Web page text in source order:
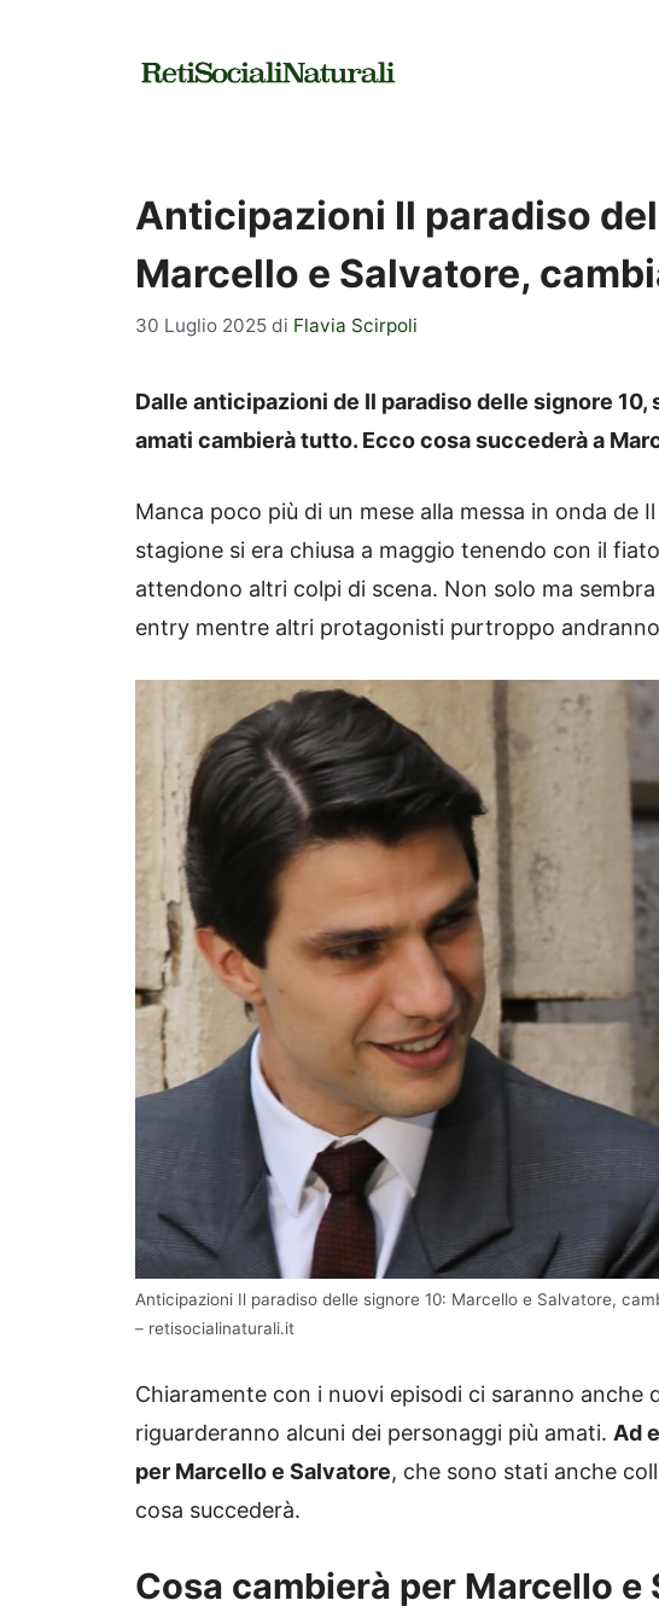
Anticipazioni Il paradiso
Marcello e Salvatore,
30 Luglio 2025 di Flavia Scirpoli
Dalle anticipazioni de Il paradiso delle signore
amati cambierà tutto. Ecco cosa succederà a
Manca poco più di un mese alla messa in onda de
stagione si era chiusa a maggio tenendo con il
attendono altri colpi di scena. Non solo ma
entry mentre altri protagonisti purtroppo
Anticipazioni Il paradiso delle signore 10: Marcello e Salvatore,
– retisocialinaturali.it
Chiaramente con i nuovi episodi ci saranno anche
riguarderanno alcuni dei personaggi più amati. Ad
per Marcello e Salvatore, che sono stati anche
cosa succederà.
Cosa cambierà per Marcello e